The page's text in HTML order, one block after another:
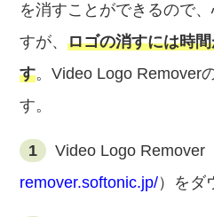
を消すことができるので
すが、ロゴの消すには時
す。Video Logo Remover
す。
1 Video Logo Remover
remover.softonic.jp/）をダ